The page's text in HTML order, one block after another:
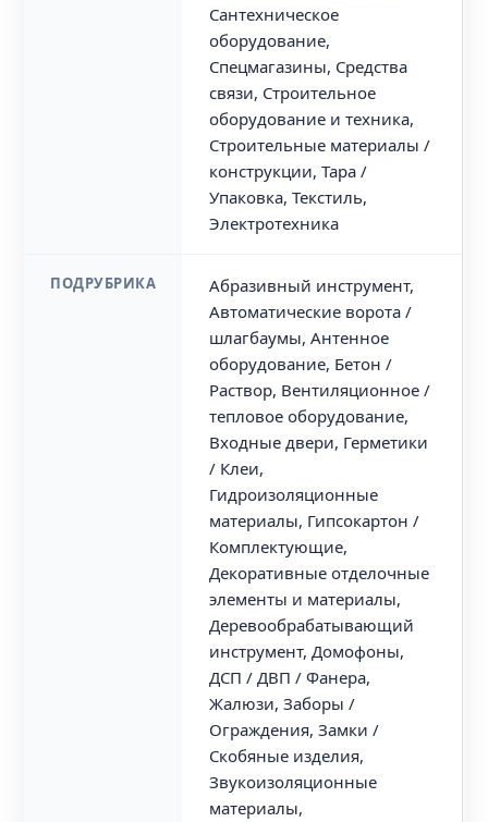
Сантехническое
оборудование,
Спецмагазины, Средства
связи, Строительное
оборудование и техника,
Строительные материалы /
конструкции, Тара /
Упаковка, Текстиль,
Электротехника
ПОДРУБРИКА
Абразивный инструмент,
Автоматические ворота /
шлагбаумы, Антенное
оборудование, Бетон /
Раствор, Вентиляционное /
тепловое оборудование,
Входные двери, Герметики
/ Клеи,
Гидроизоляционные
материалы, Гипсокартон /
Комплектующие,
Декоративные отделочные
элементы и материалы,
Деревообрабатывающий
инструмент, Домофоны,
ДСП / ДВП / Фанера,
Жалюзи, Заборы /
Ограждения, Замки /
Скобяные изделия,
Звукоизоляционные
материалы,